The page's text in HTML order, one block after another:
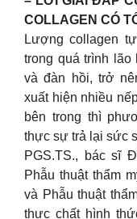
COLLAGEN CÓ
Lượng collagen
trong quá trình
và đàn hồi, trở
xuất hiện nhiều
bên trong thì
thực sự trả lại sức
PGS.TS., bác sĩ
Phẫu thuật thẩm
và Phẫu thuật
thực chất hình